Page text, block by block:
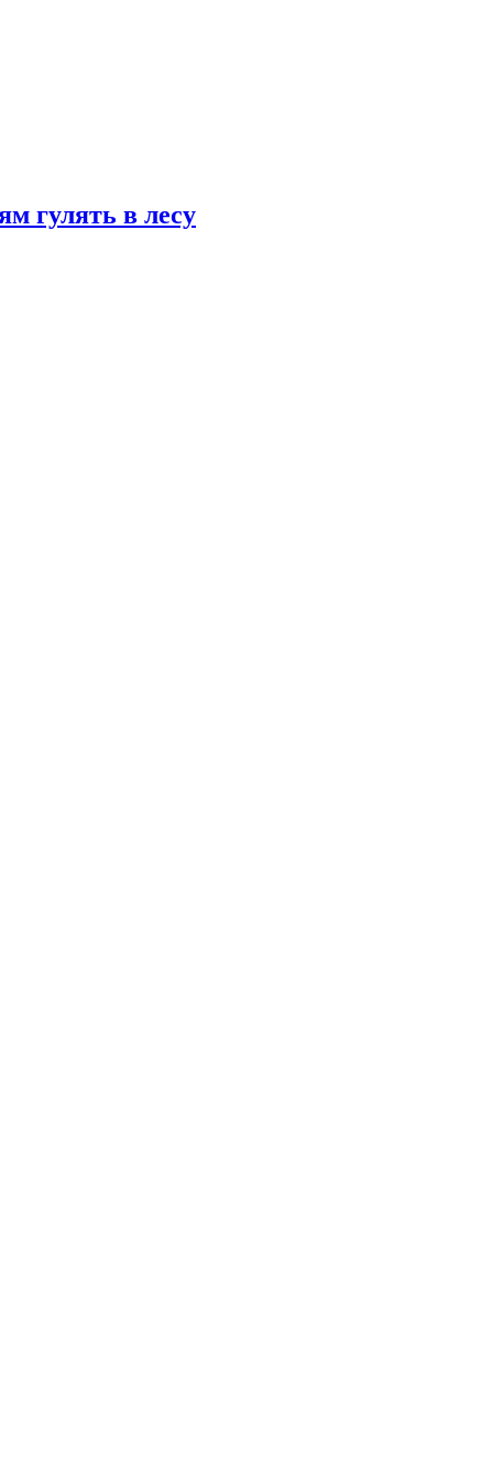
гулять в лесу